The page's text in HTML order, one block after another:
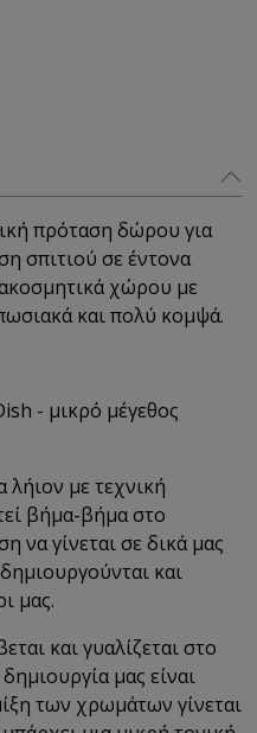
πρόταση δώρου για
σπιτιού σε έντονα
χώρου με
και πολύ κομψά.
- μικρό μέγεθος
λήιον με τεχνική
βήμα-βήμα στο
να γίνεται σε δικά μας
και
μας.
και γυαλίζεται στο
μας είναι
των χρωμάτων γίνεται